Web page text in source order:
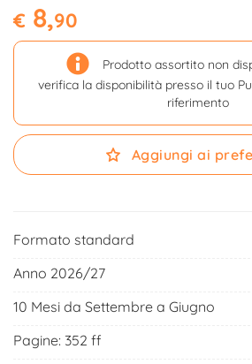
€ 8,90
Prodotto assortito non
verifica la disponibilità presso il tuo
riferimento
Aggiungi ai
Formato standard
Anno 2026/27
10 Mesi da Settembre a Giugno
Pagine: 352 ff